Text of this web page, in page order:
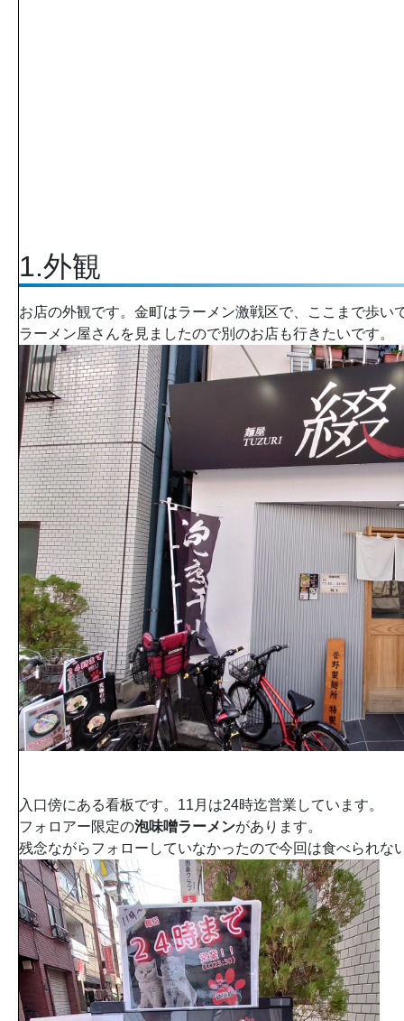
1.外観
お店の外観です。金町はラーメン激戦区で、ここまで歩い
ラーメン屋さんを見ましたので別のお店も行きたいです。
入口傍にある看板です。11月は24時迄営業しています。
フォロアー限定の泡味噌ラーメンがあります。
残念ながらフォローしていなかったので今回は食べられな